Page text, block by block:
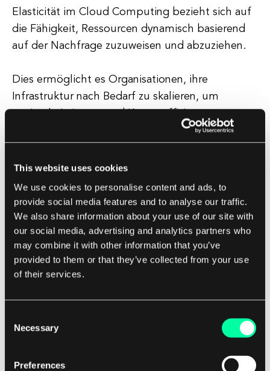
This website uses cookies
We use cookies to personalise content and ads, to
provide social media features and to analyse our traffic.
We also share information about your use of our site with
our social media, advertising and analytics partners who
may combine it with other information that you’ve
provided to them or that they’ve collected from your use
of their services.
Selection
Necessary
Preferences
Elasticität im Cloud Computing bezieht sich auf
die Fähigkeit, Ressourcen dynamisch basierend
auf der Nachfrage zuzuweisen und abzuziehen.
Dies ermöglicht es Organisationen, ihre
Infrastruktur nach Bedarf zu skalieren, um
Vorteile der Elasticität
Die Vorteile der Elasticität in der
Softwareentwicklung sind zahlreich.
Durch die Nutzung elastischer
Computerressourcen können Organisationen
plötzliche Verkehrsspitzen bewältigen, ohne
Kosteneinsparungen, da Ressourcen während